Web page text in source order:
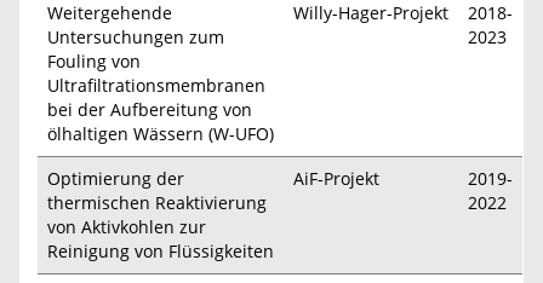
Weitergehende
Untersuchungen zum
Fouling von
Ultrafiltrationsmembranen
bei der Aufbereitung von
ölhaltigen Wässern (W-UFO)
Willy-Hager-Projekt
2018-
2023
Optimierung der
thermischen Reaktivierung
von Aktivkohlen zur
Reinigung von Flüssigkeiten
AiF-Projekt
2019-
2022